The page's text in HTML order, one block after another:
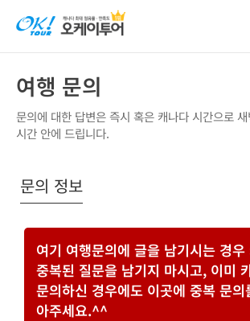
여행 문의
문의에 대한 답변은 즉시 혹은 캐나다 시간으로
시간 안에 드립니다.
문의 정보
여기 여행문의에 글을 남기시는 경우
중복된 질문을 남기지 마시고, 이미
문의하신 경우에도 이곳에 중복 문
아주세요.^^